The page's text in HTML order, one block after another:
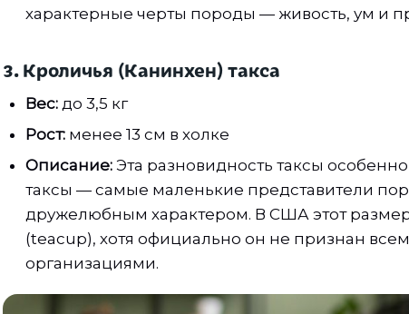
характерные черты породы — живость, ум и
3. Кроличья (Канинхен) такса
Вес: до 3,5 кг
Рост: менее 13 см в холке
Описание: Эта разновидность таксы
таксы — самые маленькие представители
дружелюбным характером. В США этот размер
(teacup), хотя официально он не признан
организациями.